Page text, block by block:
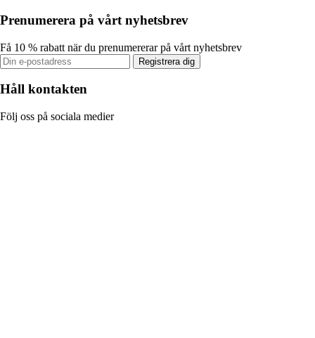
Prenumerera på vårt nyhetsbrev
Få 10 % rabatt när du prenumererar på vårt nyhetsbrev
Registrera dig
Håll kontakten
Följ oss på sociala medier